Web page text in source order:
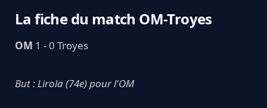
La fiche du match OM-Troyes
OM 1 - 0 Troyes
But : Lirola (74e) pour l'OM